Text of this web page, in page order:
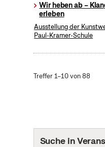
Wir heben ab –
erleben
Ausstellung der
Paul-Kramer-Schule
Treffer 1–10 von 88
Suche in